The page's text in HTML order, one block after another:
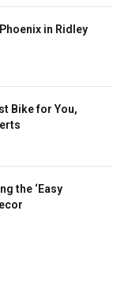
in Ridley
Bike for You,
the ‘Easy